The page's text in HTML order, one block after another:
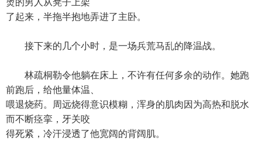
烫的男人从凳子上架
了起来，半拖半抱地弄进了主卧。
接下来的几个小时，是一场兵荒马乱的降温战。
林疏桐勒令他躺在床上，不许有任何多余的动作。她跑
前跑后，给他量体温、
喂退烧药。周远烧得意识模糊，浑身的肌肉因为高热和脱水
而不断痉挛，牙关咬
得死紧，冷汗浸透了他宽阔的背阔肌。